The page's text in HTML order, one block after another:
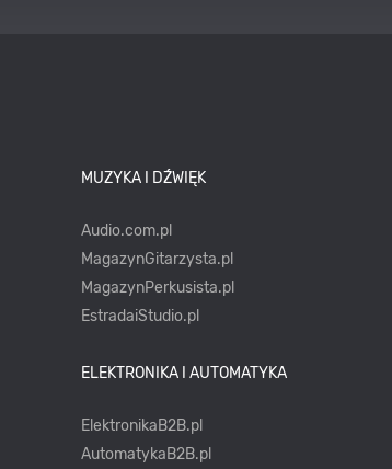
MUZYKA I DŹWIĘK
Audio.com.pl
MagazynGitarzysta.pl
MagazynPerkusista.pl
EstradaiStudio.pl
ELEKTRONIKA I AUTOMATYKA
ElektronikaB2B.pl
AutomatykaB2B.pl